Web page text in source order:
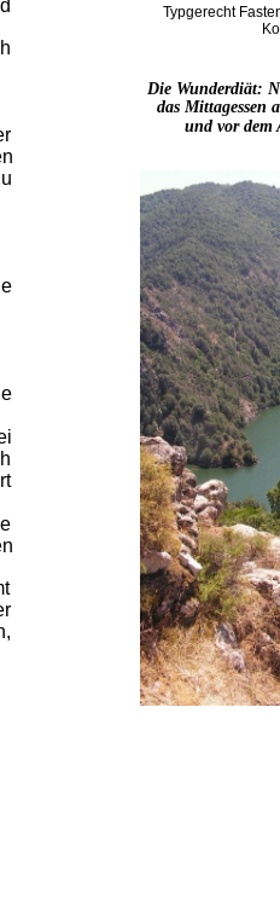
Typgerecht
Die Wunderdiät:
das Mittagessen
und vor dem
.